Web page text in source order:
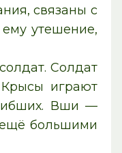
связаны с
утешение,
Солдат
играют
Вши —
большими